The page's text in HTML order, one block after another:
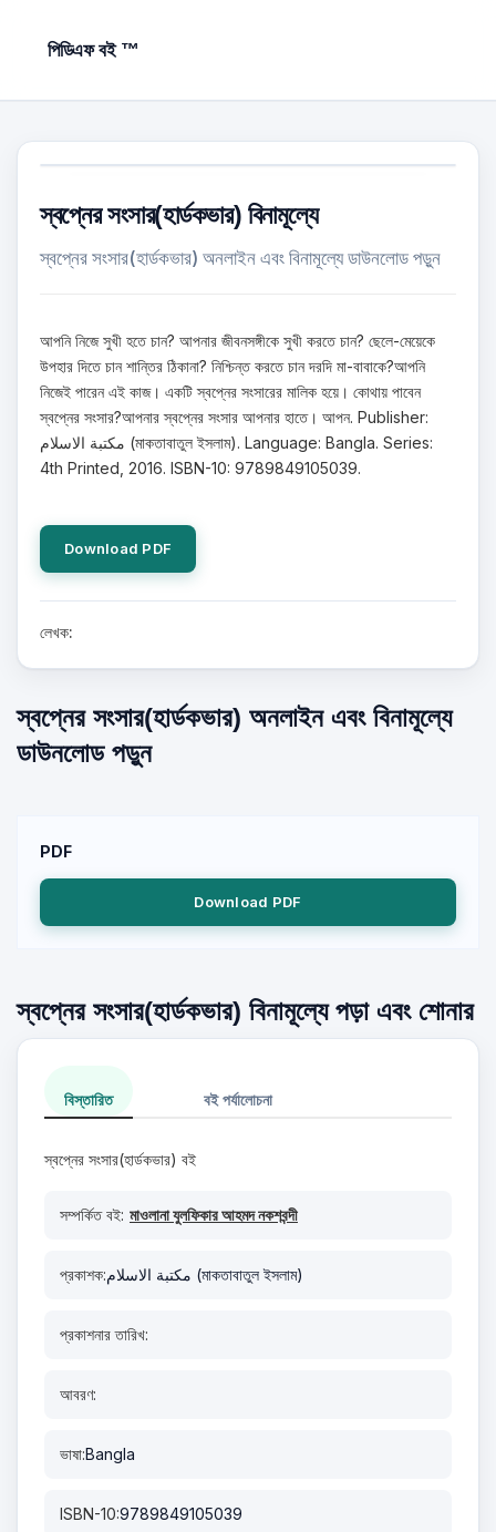
পিডিএফ বই ™
স্বপ্নের সংসার(হার্ডকভার) বিনামূল্যে
স্বপ্নের সংসার(হার্ডকভার) অনলাইন এবং বিনামূল্যে ডাউনলোড পড়ুন
আপনি নিজে সুখী হতে চান? আপনার জীবনসঙ্গীকে সুখী করতে চান? ছেলে-মেয়েকে
উপহার দিতে চান শান্তির ঠিকানা? নিশ্চিন্ত করতে চান দরদি মা-বাবাকে?আপনি
নিজেই পারেন এই কাজ। একটি স্বপ্নের সংসারের মালিক হয়ে। কোথায় পাবেন
স্বপ্নের সংসার?আপনার স্বপ্নের সংসার আপনার হাতে। আপন. Publisher:
مكتبة الاسلام (মাকতাবাতুল ইসলাম). Language: Bangla. Series:
4th Printed, 2016. ISBN-10: 9789849105039.
Download PDF
লেখক:
স্বপ্নের সংসার(হার্ডকভার) অনলাইন এবং বিনামূল্যে
ডাউনলোড পড়ুন
PDF
Download PDF
স্বপ্নের সংসার(হার্ডকভার) বিনামূল্যে পড়া এবং শোনার
বিস্তারিত বই পর্যালোচনা
স্বপ্নের সংসার(হার্ডকভার) বই
সম্পর্কিত বই: মাওলানা যুলফিকার আহমদ নকশবন্দী
প্রকাশক: مكتبة الاسلام (মাকতাবাতুল ইসলাম)
প্রকাশনার তারিখ:
আবরণ:
ভাষা:Bangla
ISBN-10:9789849105039